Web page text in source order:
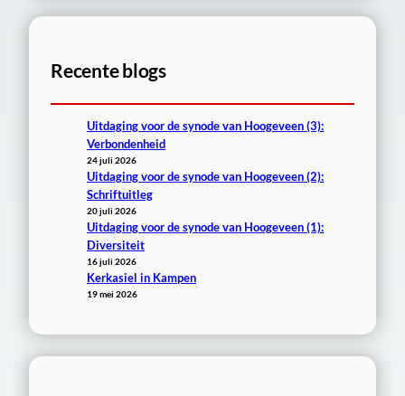
n
Recente blogs
Uitdaging voor de synode van Hoogeveen (3):
Verbondenheid
24 juli 2026
Uitdaging voor de synode van Hoogeveen (2):
Schriftuitleg
20 juli 2026
Uitdaging voor de synode van Hoogeveen (1):
Diversiteit
16 juli 2026
Kerkasiel in Kampen
19 mei 2026